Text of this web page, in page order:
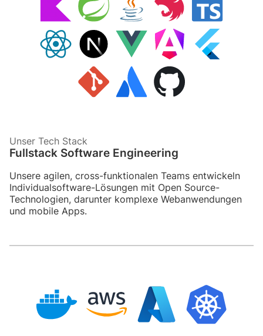
Unser Tech Stack
Fullstack Software Engineering
Unsere agilen, cross-funktionalen Teams entwickeln
Individualsoftware-Lösungen mit Open Source-
Technologien, darunter komplexe Webanwendungen
und mobile Apps.